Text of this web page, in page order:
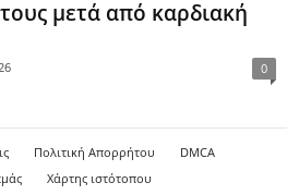
μετά από καρδιακή
0
Πολιτική Απορρήτου
DMCA
Χάρτης ιστότοπου